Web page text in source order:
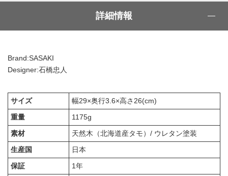
詳細情報
Brand:SASAKI
Designer:石橋忠人
サイズ
幅29×奥行3.6×高さ26(cm)
重量
1175g
素材
天然木（北海道産タモ）/ ウレタン塗装
生産国
日本
保証
1年